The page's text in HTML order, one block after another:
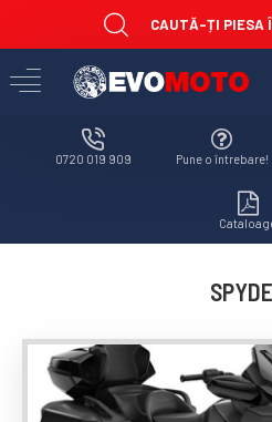
CAUTĂ-ȚI PIESA
0720 019 909 Pune o întrebare!